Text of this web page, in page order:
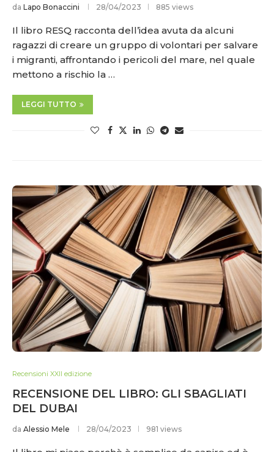
da Lapo Bonaccini 28/04/2023 885 views
Il libro RESQ racconta dell’idea avuta da alcuni
ragazzi di creare un gruppo di volontari per salvare
i migranti, affrontando i pericoli del mare, nel quale
mettono a rischio la …
LEGGI TUTTO
Recensioni XXII edizione
RECENSIONE DEL LIBRO: GLI SBAGLIATI
DEL DUBAI
da Alessio Mele 28/04/2023 981 views